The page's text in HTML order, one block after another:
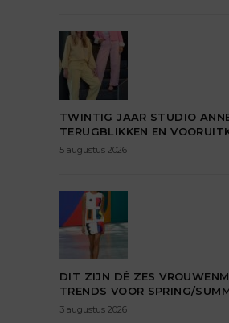
TWINTIG JAAR STUDIO
TERUGBLIKKEN EN
5 augustus 2026
DIT ZIJN DÉ ZES
TRENDS VOOR SPRING/
3 augustus 2026